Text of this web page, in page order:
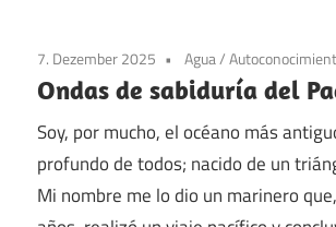
7. Dezember 2025 Agua/
Ondas de sabiduría del
Soy, por mucho, el océano más
profundo de todos; nacido de un
Mi nombre me lo dio un marinero